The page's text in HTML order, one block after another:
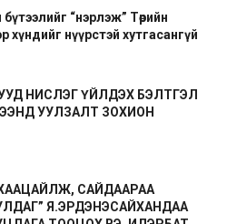
“нэрлэж” Төрийн
хүндийг нүүрстэй хутгасангүй
НИСЛЭГ ҮЙЛДЭХ БЭЛТГЭЛ
УУЛЗАЛТ ЗОХИОН
САЙДААРАА
Я.ЭРДЭНЭСАЙХАНДАА